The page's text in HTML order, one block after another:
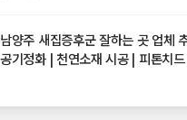
남양주 새집증후군 잘하는 곳 업체
공기정화 | 천연소재 시공 | 피톤치